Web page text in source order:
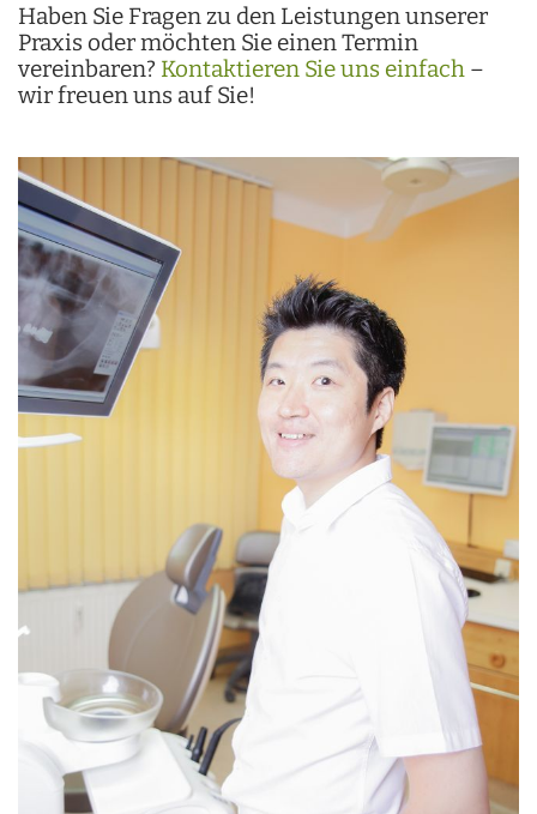
Haben Sie Fragen zu den Leistungen unserer
Praxis oder möchten Sie einen Termin
vereinbaren? Kontaktieren Sie uns einfach –
wir freuen uns auf Sie!